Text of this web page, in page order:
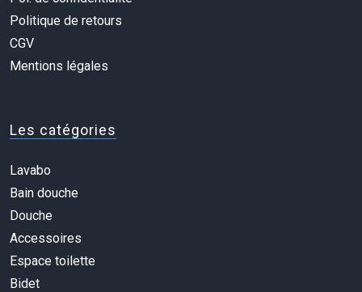
Politique de retours
CGV
Mentions légales
Les catégories
Lavabo
Bain douche
Douche
Accessoires
Espace toilette
Bidet